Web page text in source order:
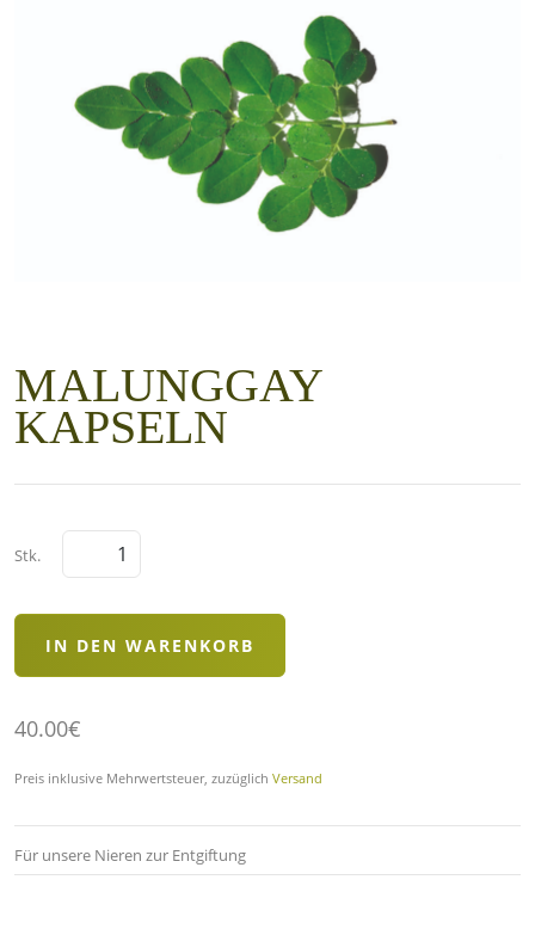
MALUNGGAY
KAPSELN
Stk.
40.00€
Preis inklusive Mehrwertsteuer, zuzüglich Versand
Für unsere Nieren zur Entgiftung